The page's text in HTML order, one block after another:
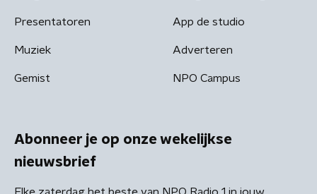
Presentatoren
Muziek
Gemist
App de studio
Adverteren
NPO Campus
Abonneer je op onze wekelijkse
nieuwsbrief
Elke zaterdag het beste van NPO Radio 1 in jouw